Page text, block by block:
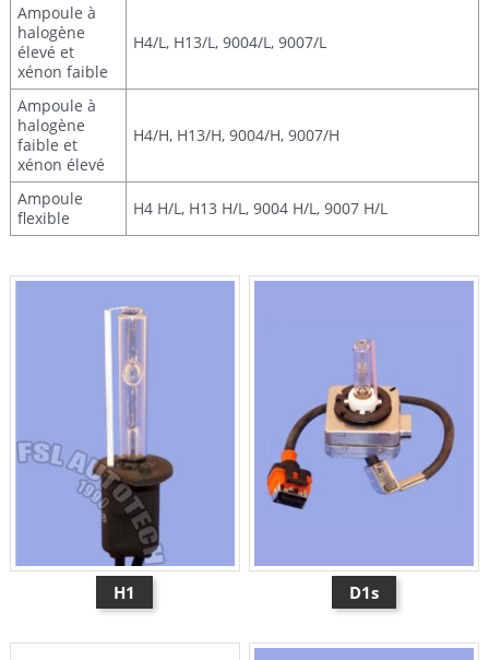
Ampoule à
halogène
élevé et
xénon faible
H4/L, H13/L, 9004/L, 9007/L
Ampoule à
halogène
faible et
xénon élevé
H4/H, H13/H, 9004/H, 9007/H
Ampoule
flexible
H4 H/L, H13 H/L, 9004 H/L, 9007 H/L
H1 D1s